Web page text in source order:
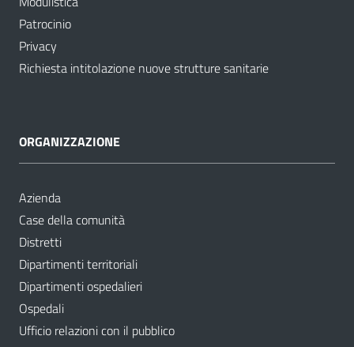
Patrocinio
Privacy
Richiesta intitolazione nuove strutture sanitarie
ORGANIZZAZIONE
Azienda
Case della comunità
Distretti
Dipartimenti territoriali
Dipartimenti ospedalieri
Ospedali
Ufficio relazioni con il pubblico